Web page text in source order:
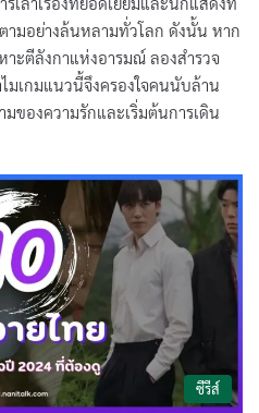
ามอย่างล้นหลามทั่วโลก ดังนั้น หาก
ะตีลังกาแห่งอารมณ์ ลองสำรวจ
มเกมแนวนี้จึงครองใจคนนับล้าน
ของความรักและเริ่มต้นการเดิน
ซีรีส์